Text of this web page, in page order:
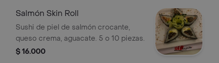
Salmón Skin Roll
Sushi de piel de salmón crocante,
queso crema, aguacate. 5 o 10 piezas.
$ 16.000